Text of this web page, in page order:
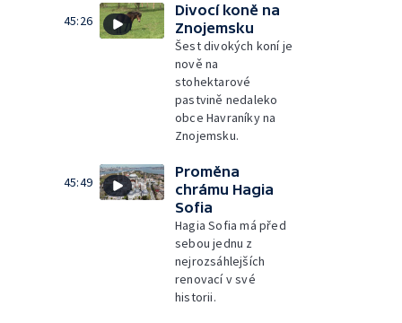
45:26
Divocí koně na
Znojemsku
Šest divokých koní je
nově na
stohektarové
pastvině nedaleko
obce Havraníky na
Znojemsku.
45:49
Proměna
chrámu Hagia
Sofia
Hagia Sofia má před
sebou jednu z
nejrozsáhlejších
renovací v své
historii.